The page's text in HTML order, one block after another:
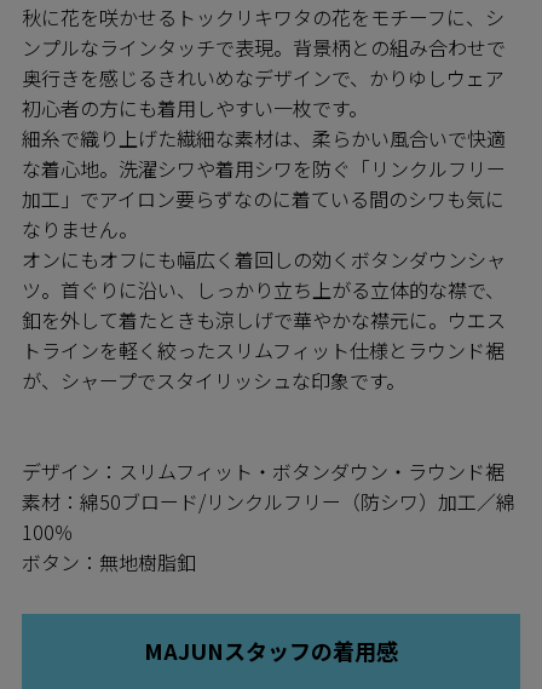
秋に花を咲かせるトックリキワタの花をモチーフに、シ
ンプルなラインタッチで表現。背景柄との組み合わせで
奥行きを感じるきれいめなデザインで、かりゆしウェア
初心者の方にも着用しやすい一枚です。
細糸で織り上げた繊細な素材は、柔らかい風合いで快適
な着心地。洗濯シワや着用シワを防ぐ「リンクルフリー
加工」でアイロン要らずなのに着ている間のシワも気に
なりません。
オンにもオフにも幅広く着回しの効くボタンダウンシャ
ツ。首ぐりに沿い、しっかり立ち上がる立体的な襟で、
釦を外して着たときも涼しげで華やかな襟元に。ウエス
トラインを軽く絞ったスリムフィット仕様とラウンド裾
が、シャープでスタイリッシュな印象です。
デザイン：スリムフィット・ボタンダウン・ラウンド裾
素材：綿50ブロード/リンクルフリー（防シワ）加工／綿
100％
ボタン：無地樹脂釦
MAJUNスタッフの着用感